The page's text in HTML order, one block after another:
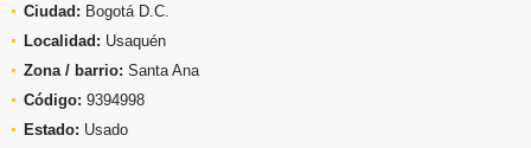
Ciudad: Bogotá D.C.
Localidad: Usaquén
Zona / barrio: Santa Ana
Código: 9394998
Estado: Usado